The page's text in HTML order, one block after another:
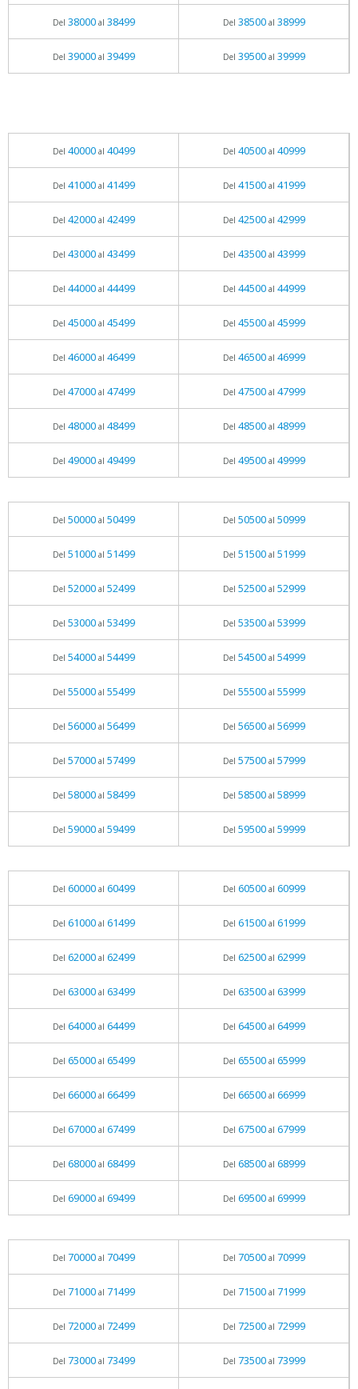
Del 38000al 38499 Del 38500al 38999
Del 39000al 39499 Del 39500al 39999
Del 40000al 40499 Del 40500al 40999
Del 41000al 41499 Del 41500al 41999
Del 42000al 42499 Del 42500al 42999
Del 43000al 43499 Del 43500al 43999
Del 44000al 44499 Del 44500al 44999
Del 45000al 45499 Del 45500al 45999
Del 46000al 46499 Del 46500al 46999
Del 47000al 47499 Del 47500al 47999
Del 48000al 48499 Del 48500al 48999
Del 49000al 49499 Del 49500al 49999
Del 50000al 50499 Del 50500al 50999
Del 51000al 51499 Del 51500al 51999
Del 52000al 52499 Del 52500al 52999
Del 53000al 53499 Del 53500al 53999
Del 54000al 54499 Del 54500al 54999
Del 55000al 55499 Del 55500al 55999
Del 56000al 56499 Del 56500al 56999
Del 57000al 57499 Del 57500al 57999
Del 58000al 58499 Del 58500al 58999
Del 59000al 59499 Del 59500al 59999
Del 60000al 60499 Del 60500al 60999
Del 61000al 61499 Del 61500al 61999
Del 62000al 62499 Del 62500al 62999
Del 63000al 63499 Del 63500al 63999
Del 64000al 64499 Del 64500al 64999
Del 65000al 65499 Del 65500al 65999
Del 66000al 66499 Del 66500al 66999
Del 67000al 67499 Del 67500al 67999
Del 68000al 68499 Del 68500al 68999
Del 69000al 69499 Del 69500al 69999
Del 70000al 70499 Del 70500al 70999
Del 71000al 71499 Del 71500al 71999
Del 72000al 72499 Del 72500al 72999
Del 73000al 73499 Del 73500al 73999